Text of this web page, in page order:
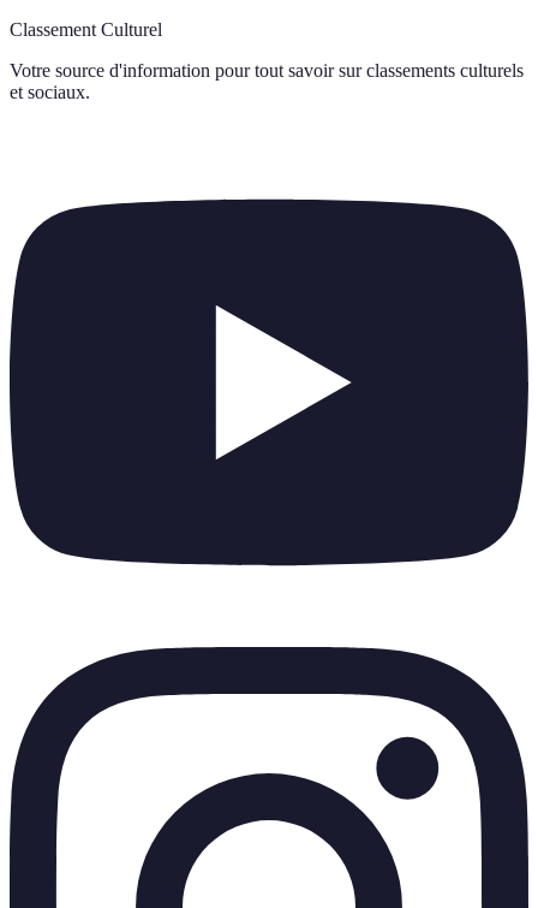
Classement Culturel
Votre source d'information pour tout savoir sur classements culturels
et sociaux.